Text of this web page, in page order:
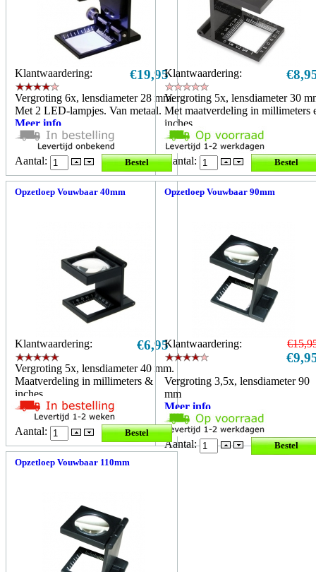
Klantwaardering: €19,95
Vergroting 6x, lensdiameter 28 mm.
Met 2 LED-lampjes. Van metaal.
Meer info
Aantal:
Klantwaardering:
Vergroting 5x, lensdiameter 30
Met maatverdeling in millimeters
inches.
Meer info
Aantal:
Opzetloep Vouwbaar 40mm
Klantwaardering: €6,95
Vergroting 5x, lensdiameter 40 mm.
Maatverdeling in millimeters &
inches.
Meer info
Aantal:
Opzetloep Vouwbaar 90mm
Klantwaardering:
Vergroting 3,5x, lensdiameter 90
mm
Meer info
Aantal:
Opzetloep Vouwbaar 110mm